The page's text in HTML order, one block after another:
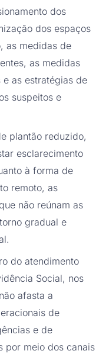
dos
dos espaços
as medidas de
as medidas
as estratégias de
suspeitos e
plantão reduzido,
esclarecimento
à forma de
remoto, as
não reúnam as
gradual e
do atendimento
Social, nos
afasta a
de
e de
por meio dos canais